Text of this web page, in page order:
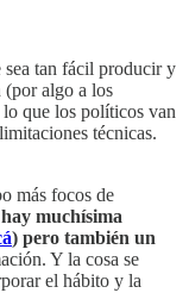
sea tan fácil producir y
(por algo a los
que los políticos van
técnicas.
más focos de
muchísima
) pero también un
Y la cosa se
el hábito y la